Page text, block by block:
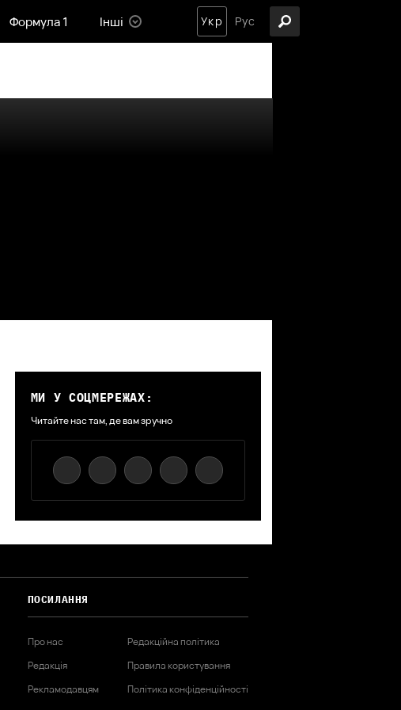
Формула 1 Інші Укр Рус
МИ У СОЦМЕРЕЖАХ:
Читайте нас там, де вам зручно
ПОСИЛАННЯ
Про нас
Редакція
Рекламодавцям
Редакційна політика
Правила користування
Політика конфіденційності